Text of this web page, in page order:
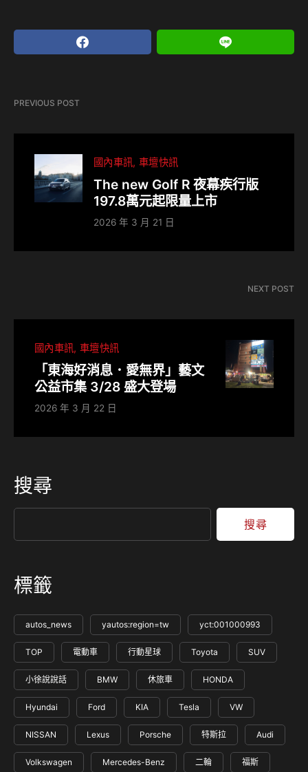
PREVIOUS POST
國內車訊 車壇快訊
The new Golf R 夜幕疾行版
197.8萬元起限量上市
2026 年 3 月 21 日
NEXT POST
國內車訊 車壇快訊
「東海好消息．愛無界」藝文
公益市集 3/28 盛大登場
2026 年 3 月 22 日
搜尋
搜尋
標籤
autos_news yautos:region=tw yct:001000993
TOP 電動車 行動星球 Toyota SUV
小徐說說話 BMW 休旅車 HONDA
Hyundai Ford KIA Tesla VW
NISSAN Lexus Porsche 特斯拉 Audi
Volkswagen Mercedes-Benz 二輪 福斯